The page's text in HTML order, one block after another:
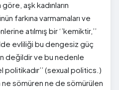
aşk kadınların
farkına varmamaları ve
atılmış bir ‘’kemiktir,’’
evliliği bu dengesiz güç
değildir ve bu nedenle
politikadır’’ (sexual politics.)
sömüren ne de sömürülen